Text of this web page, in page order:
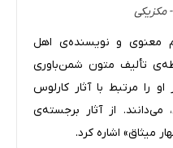
معنوی و نویسنده‌ی اهل
تألیف متون شمن‌باوری
را مرتبط با آثار کارلوس
می‌دانند. از آثار برجسته‌ی
میثاق» اشاره کرد.